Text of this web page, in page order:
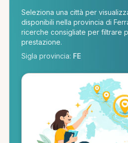
Seleziona una città per
disponibili nella provincia di
ricerche consigliate per filtrare
prestazione.
Sigla provincia: FE